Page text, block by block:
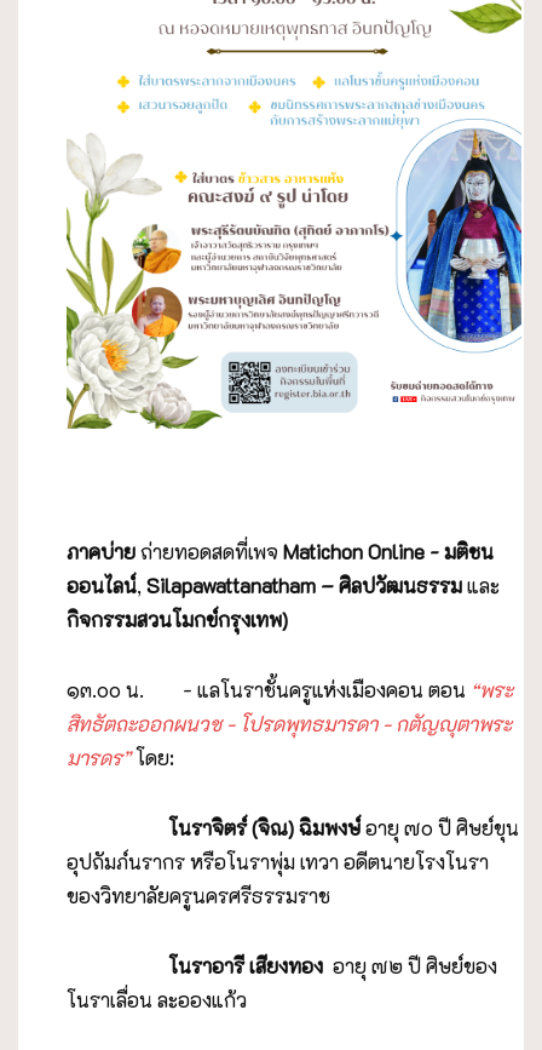
ภาคบ่ายถ่ายทอดสดที่เพจ Matichon Online - มติชน
ออนไลน์, Silapawattanatham – ศิลปวัฒนธรรมและ
กิจกรรมสวนโมกข์กรุงเทพ)
๑๓.๐๐ น. - แลโนราชั้นครูแห่งเมืองคอน ตอน “พระ
สิทธัตถะออกผนวช - โปรดพุทธมารดา - กตัญญุตาพระ
มารดร”โดย:
โนราจิตร์ (จิณ) ฉิมพงษ์อายุ ๗๐ ปี ศิษย์ขุน
อุปถัมภ์นรากร หรือโนราพุ่ม เทวา อดีตนายโรงโนรา
ของวิทยาลัยครูนครศรีธรรมราช
โนราอารี เสียงทอง อายุ ๗๒ ปี ศิษย์ของ
โนราเลื่อน ละอองแก้ว